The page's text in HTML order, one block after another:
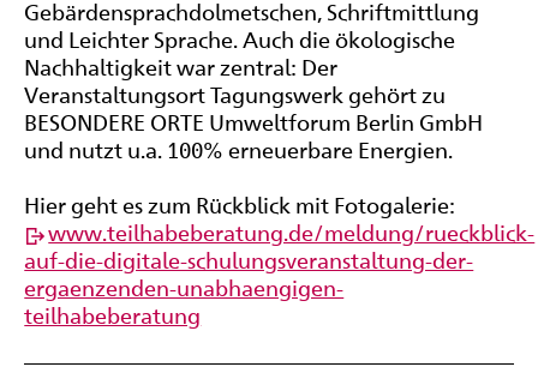
Gebärdensprachdolmetschen, Schriftmittlung
und Leichter Sprache. Auch die ökologische
Nachhaltigkeit war zentral: Der
Veranstaltungsort Tagungswerk gehört zu
BESONDERE ORTE Umweltforum Berlin GmbH
und nutzt u.a. 100% erneuerbare Energien.
Hier geht es zum Rückblick mit Fotogalerie:
www.teilhabeberatung.de/meldung/rueckblick-
auf-die-digitale-schulungsveranstaltung-der-
ergaenzenden-unabhaengigen-
teilhabeberatung